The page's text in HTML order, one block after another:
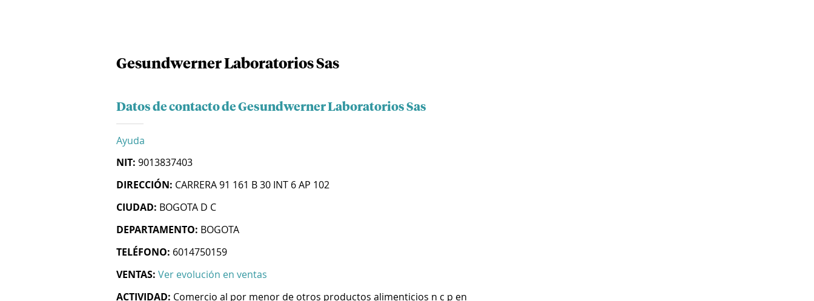
Gesundwerner Laboratorios Sas
Datos de contacto de Gesundwerner Laboratorios Sas
Ayuda
NIT: 9013837403
DIRECCIÓN: CARRERA 91 161 B 30 INT 6 AP 102
CIUDAD: BOGOTA D C
DEPARTAMENTO: BOGOTA
TELÉFONO: 6014750159
VENTAS: Ver evolución en ventas
ACTIVIDAD: Comercio al por menor de otros productos alimenticios n c p en